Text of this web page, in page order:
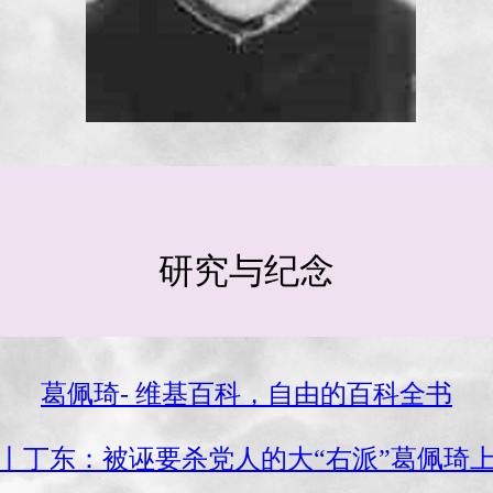
研究与纪念
葛佩琦- 维基百科，自由的百科全书
丁东：被诬要杀党人的大“右派”葛佩琦